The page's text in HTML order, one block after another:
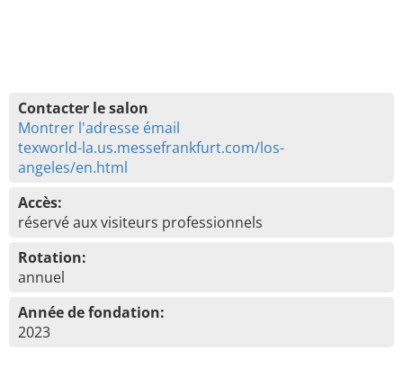
Contacter le salon
Montrer l'adresse émail
texworld-la.us.messefrankfurt.com/los-
angeles/en.html
Accès:
réservé aux visiteurs professionnels
Rotation:
annuel
Année de fondation:
2023